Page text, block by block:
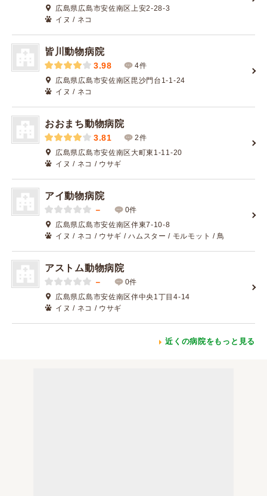
広島県広島市安佐南区上安2-28-3
イヌ / ネコ
皆川動物病院
3.98
4件
広島県広島市安佐南区毘沙門台1-1-24
イヌ / ネコ
おおまち動物病院
3.81
2件
広島県広島市安佐南区大町東1-11-20
イヌ / ネコ / ウサギ
アイ動物病院
－
0件
広島県広島市安佐南区伴東7-10-8
イヌ / ネコ / ウサギ / ハムスター / モルモット / 鳥
アストム動物病院
－
0件
広島県広島市安佐南区伴中央1丁目4-14
イヌ / ネコ / ウサギ
近くの病院をもっと見る